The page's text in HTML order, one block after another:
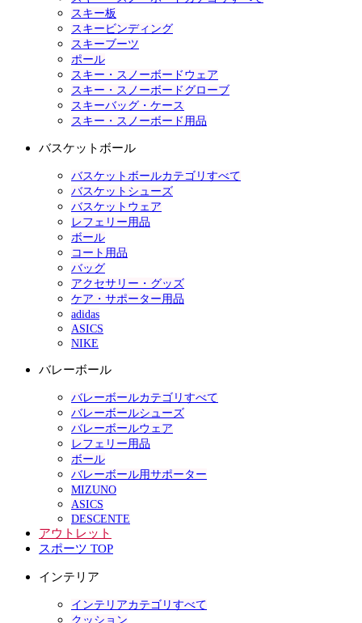
スキー板
スキービンディング
スキーブーツ
ポール
スキー・スノーボードウェア
スキー・スノーボードグローブ
スキーバッグ・ケース
スキー・スノーボード用品
バスケットボール
バスケットボールカテゴリすべて
バスケットシューズ
バスケットウェア
レフェリー用品
ボール
コート用品
バッグ
アクセサリー・グッズ
ケア・サポーター用品
adidas
ASICS
NIKE
バレーボール
バレーボールカテゴリすべて
バレーボールシューズ
バレーボールウェア
レフェリー用品
ボール
バレーボール用サポーター
MIZUNO
ASICS
DESCENTE
アウトレット
スポーツ TOP
インテリア
インテリアカテゴリすべて
クッション